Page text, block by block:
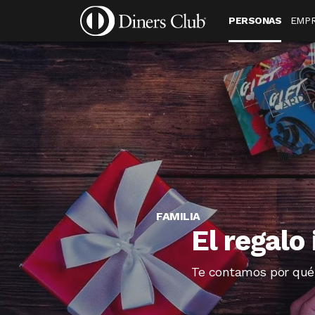
contenido
principal
Menú
público
destino
PERSONAS
FAMILIA
El regalo
Te contamos por